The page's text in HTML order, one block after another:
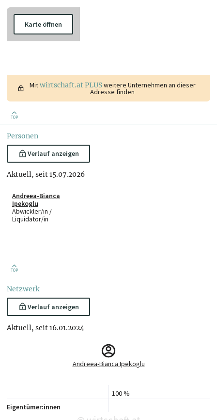
Karte öffnen
Mitwirtschaft.at PLUSweitere Unternehmen an dieser
Adresse finden
TOP
Personen
Verlauf anzeigen
Aktuell, seit 15.07.2026
Andreea-Bianca
Ipekoglu
Abwickler/in /
Liquidator/in
TOP
Netzwerk
Verlauf anzeigen
Aktuell, seit 16.01.2024
Andreea-Bianca Ipekoglu
100 %
Eigentümer:innen